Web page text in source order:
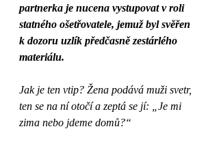
partnerka je nucena vystupovat v roli
statného ošetřovatele, jemuž byl svěřen
k dozoru uzlík předčasně zestárlého
materiálu.
Jak je ten vtip? Žena podává muži svetr,
ten se na ní otočí a zeptá se jí: „Je mi
zima nebo jdeme domů?“